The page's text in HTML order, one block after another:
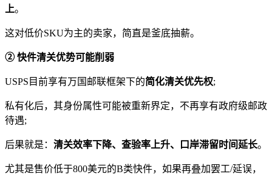
上。
这对低价SKU为主的卖家，简直是釜底抽薪。
② 快件清关优势可能削弱
USPS目前享有万国邮联框架下的简化清关优先权;
私有化后，其身份属性可能被重新界定，不再享有政府级邮政
待遇;
后果就是： 清关效率下降、查验率上升、口岸滞留时间延长。
尤其是售价低于800美元的B类快件，如果再叠加罢工/延误，